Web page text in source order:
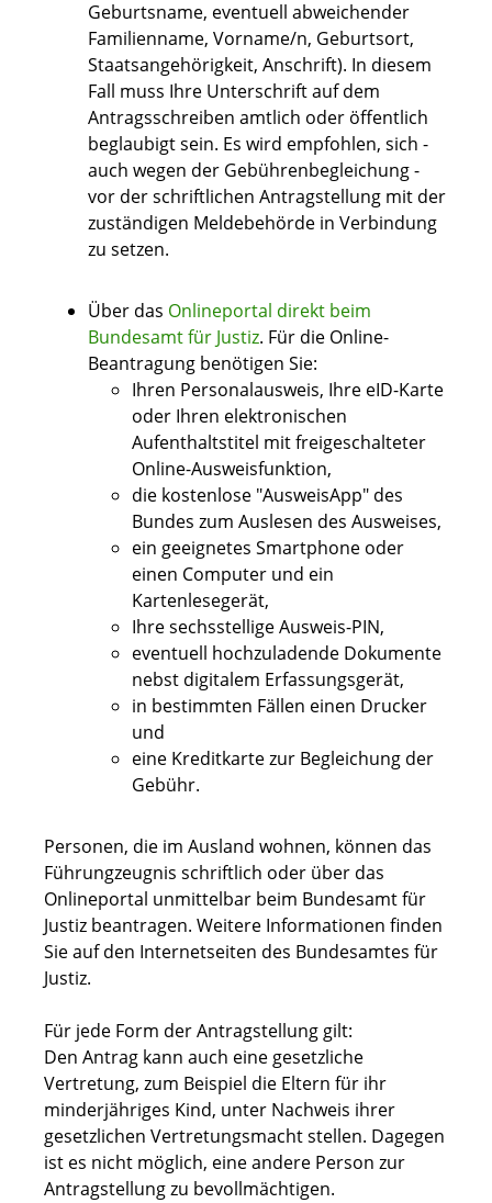
Geburtsname, eventuell abweichender
Familienname, Vorname/n, Geburtsort,
Staatsangehörigkeit, Anschrift). In diesem
Fall muss Ihre Unterschrift auf dem
Antragsschreiben amtlich oder öffentlich
beglaubigt sein. Es wird empfohlen, sich -
auch wegen der Gebührenbegleichung -
vor der schriftlichen Antragstellung mit der
zuständigen Meldebehörde in Verbindung
zu setzen.
Über das Onlineportal direkt beim
Bundesamt für Justiz. Für die Online-
Beantragung benötigen Sie:
Ihren Personalausweis, Ihre eID-Karte
oder Ihren elektronischen
Aufenthaltstitel mit freigeschalteter
Online-Ausweisfunktion,
die kostenlose "AusweisApp" des
Bundes zum Auslesen des Ausweises,
ein geeignetes Smartphone oder
einen Computer und ein
Kartenlesegerät,
Ihre sechsstellige Ausweis-PIN,
eventuell hochzuladende Dokumente
nebst digitalem Erfassungsgerät,
in bestimmten Fällen einen Drucker
und
eine Kreditkarte zur Begleichung der
Gebühr.
Personen, die im Ausland wohnen, können das
Führungzeugnis schriftlich oder über das
Onlineportal unmittelbar beim Bundesamt für
Justiz beantragen. Weitere Informationen finden
Sie aufden Internetseiten des Bundesamtes für
Justiz.
Für jede Form der Antragstellung gilt:
Den Antrag kann auch eine gesetzliche
Vertretung, zum Beispiel die Eltern für ihr
minderjähriges Kind, unter Nachweis ihrer
gesetzlichen Vertretungsmacht stellen. Dagegen
ist es nicht möglich, eine andere Person zur
Antragstellung zu bevollmächtigen.